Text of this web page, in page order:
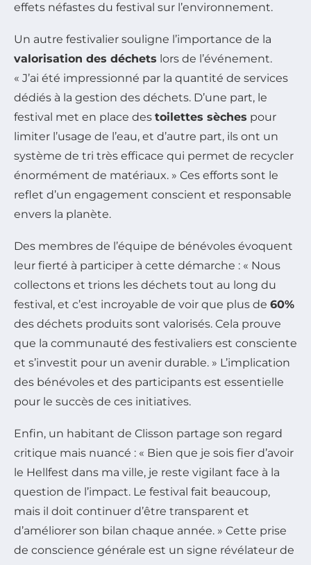
effets néfastes du festival sur l’environnement.
Un autre festivalier souligne l’importance de la
valorisation des déchets lors de l’événement.
« J’ai été impressionné par la quantité de services
dédiés à la gestion des déchets. D’une part, le
festival met en place des toilettes sèches pour
limiter l’usage de l’eau, et d’autre part, ils ont un
système de tri très efficace qui permet de recycler
énormément de matériaux. » Ces efforts sont le
reflet d’un engagement conscient et responsable
envers la planète.
Des membres de l’équipe de bénévoles évoquent
leur fierté à participer à cette démarche : « Nous
collectons et trions les déchets tout au long du
festival, et c’est incroyable de voir que plus de 60%
des déchets produits sont valorisés. Cela prouve
que la communauté des festivaliers est consciente
et s’investit pour un avenir durable. » L’implication
des bénévoles et des participants est essentielle
pour le succès de ces initiatives.
Enfin, un habitant de Clisson partage son regard
critique mais nuancé : « Bien que je sois fier d’avoir
le Hellfest dans ma ville, je reste vigilant face à la
question de l’impact. Le festival fait beaucoup,
mais il doit continuer d’être transparent et
d’améliorer son bilan chaque année. » Cette prise
de conscience générale est un signe révélateur de